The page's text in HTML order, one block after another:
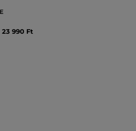
23 990 Ft